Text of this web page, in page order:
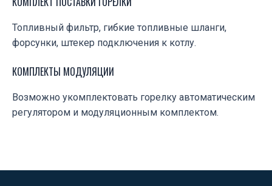
Топливный фильтр, гибкие топливные шланги,
форсунки, штекер подключения к котлу.
КОМПЛЕКТЫ МОДУЛЯЦИИ
Возможно укомплектовать горелку автоматическим
регулятором и модуляционным комплектом.